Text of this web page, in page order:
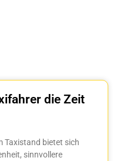
die Zeit
Taxistand bietet sich
sinnvollere